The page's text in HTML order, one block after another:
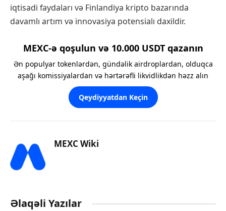
iqtisadi faydaları və Finlandiya kripto bazarında
davamlı artım və innovasiya potensialı daxildir.
MEXC-ə qoşulun və 10.000 USDT qazanın
Ən populyar tokenlərdən, gündəlik airdroplardan, olduqca
aşağı komissiyalardan və hərtərəfli likvidlikdən həzz alın
Qeydiyyatdan Keçin
MEXC Wiki
Əlaqəli Yazılar